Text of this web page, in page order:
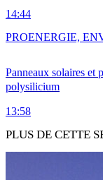
14:44
Panneaux solaires et
polysilicium
13:58
PROENERGIE,
PLUS DE CETTE